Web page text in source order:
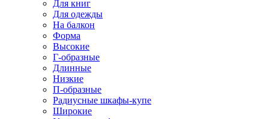
Для книг
Для одежды
На балкон
Форма
Высокие
Г-образные
Длинные
Низкие
П-образные
Радиусные шкафы-купе
Широкие